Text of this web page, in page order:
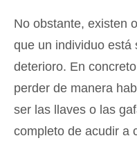
No obstante, existen
que un individuo está
deterioro. En
perder de manera
ser las llaves o las
completo de acudir a